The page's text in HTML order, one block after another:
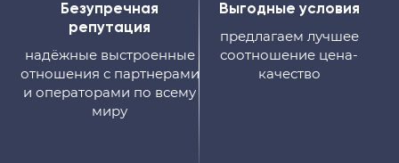
Безупречная
репутация
надёжные выстроенные
отношения с партнерами
и операторами по всему
миру
Выгодные условия
предлагаем лучшее
соотношение цена-
качество